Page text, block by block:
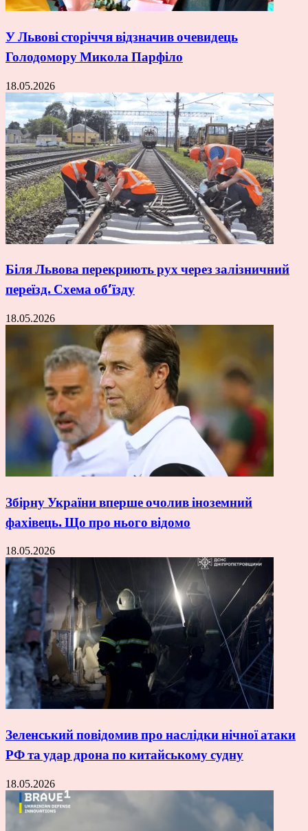
У Львові сторіччя відзначив очевидець
Голодомору Микола Парфіло
18.05.2026
Біля Львова перекриють рух через залізничний
переїзд. Схема об’їзду
18.05.2026
Збірну України вперше очолив іноземний
фахівець. Що про нього відомо
18.05.2026
Зеленський повідомив про наслідки нічної атаки
РФ та удар дрона по китайському судну
18.05.2026